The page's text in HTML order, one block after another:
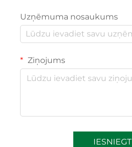
Uzņēmuma nosaukums
Ziņojums
IESNIEGT